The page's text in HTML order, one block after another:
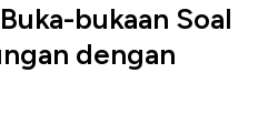
bukaan Soal
dengan